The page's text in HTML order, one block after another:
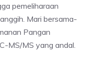
pemeliharaan
Mari bersama-
Pangan
MS/MS yang andal.